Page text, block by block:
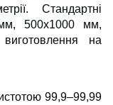
Стандартні
500x1000 мм,
на
99,9–99,99